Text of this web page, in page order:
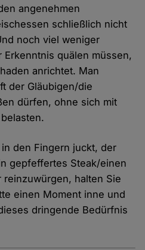
angenehmen
schließlich nicht
noch viel weniger
Erkenntnis quälen müssen,
anrichtet. Man
der Gläubigen/die
dürfen, ohne sich mit
den Fingern juckt, der
gepfeffertes Steak/einen
halten Sie
einen Moment inne und
dringende Bedürfnis